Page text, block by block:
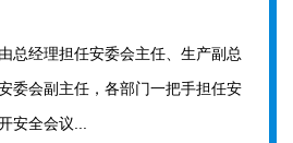
经理担任安委会主任、生产副总
委会副主任，各部门一把手担任安
安全会议...